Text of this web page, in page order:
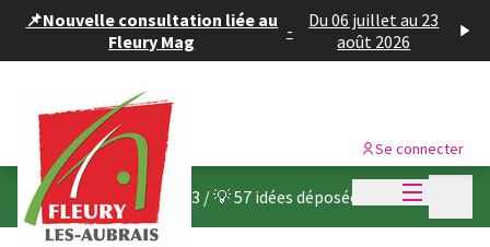
📌Nouvelle consultation liée au
Fleury Mag
-
Du 06 juillet au 23
août 2026
Menu
Se connecter
Budget participatif 2023 /💡 57 idées déposées
Panneau de gestion des cookies